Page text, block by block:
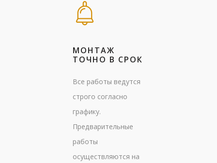
МОНТАЖ
ТОЧНО В СРОК
Все работы ведутся
строго согласно
графику.
Предварительные
работы
осуществляются на